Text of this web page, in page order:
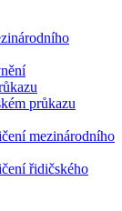
průkazu
mezinárodního
řidičského